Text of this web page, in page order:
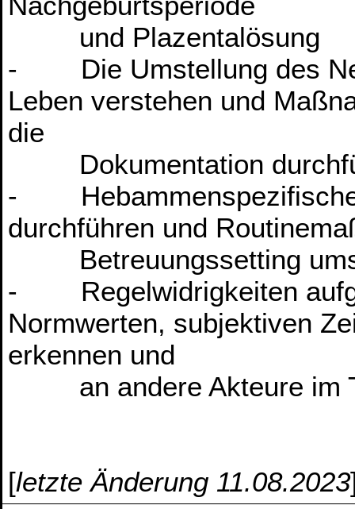
und Plazentalösung
- Die Umstellung des
Leben verstehen und
die
Dokumentation
- Hebammenspezifische
durchführen und
Betreuungssetting
- Regelwidrigkeiten
Normwerten, subjektiven
erkennen und
an andere Akteure im
[letzte Änderung 11.08.2023